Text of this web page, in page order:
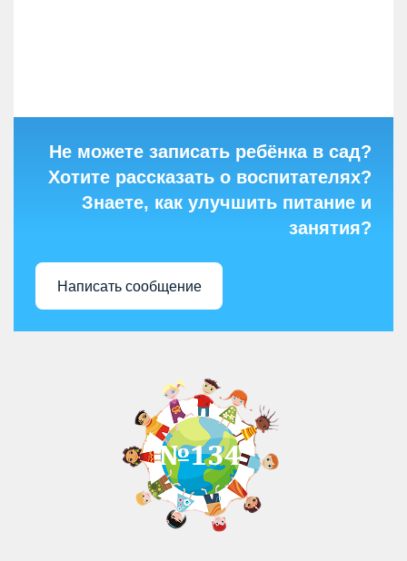
Не можете записать ребёнка в сад?
Хотите рассказать о воспитателях?
Знаете, как улучшить питание и
занятия?
Написать сообщение